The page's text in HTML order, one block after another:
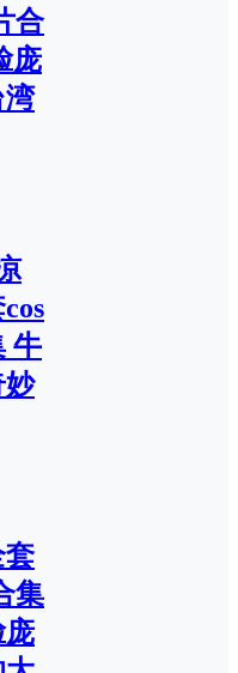
合
庞
湾
牛
妙
套
集
庞